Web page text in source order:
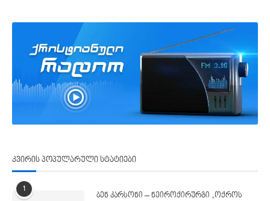
კვირის პოპულარული სტატიები
1
ბენ კარსონი – ნეიროქირურგი „ოქროს